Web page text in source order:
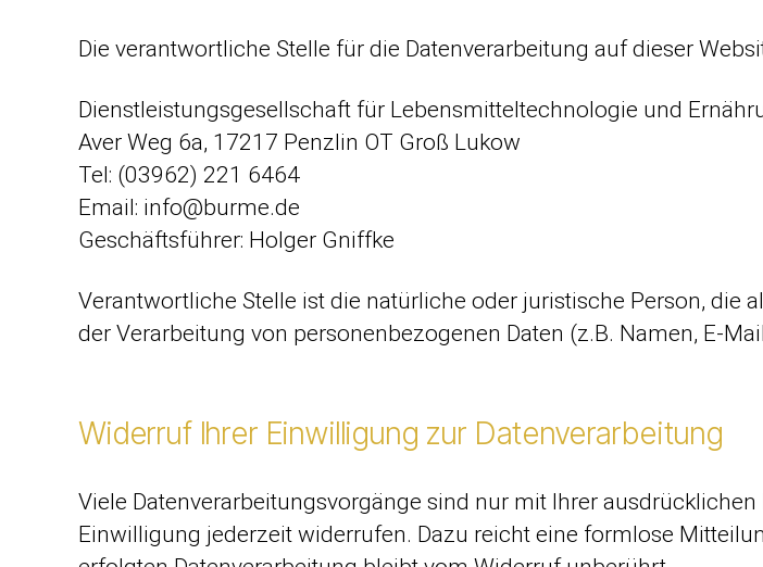
Die verantwortliche Stelle für die Datenverarbeitung auf dieser
Dienstleistungsgesellschaft für Lebensmitteltechnologie und
Aver Weg 6a, 17217 Penzlin OT Groß Lukow
Tel: (03962) 221 6464
Email: info@burme.de
Geschäftsführer: Holger Gniffke
Verantwortliche Stelle ist die natürliche oder juristische Person, die
der Verarbeitung von personenbezogenen Daten (z.B. Namen, E-
Widerruf Ihrer Einwilligung zur Datenverarbeitung
Viele Datenverarbeitungsvorgänge sind nur mit Ihrer
Einwilligung jederzeit widerrufen. Dazu reicht eine formlose